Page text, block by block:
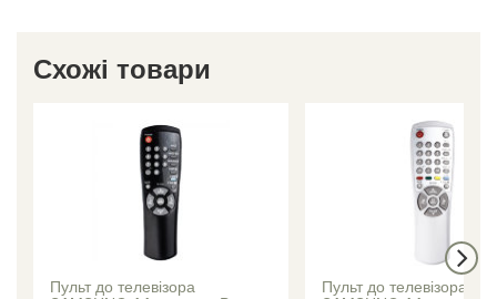
Схожі товари
Пульт до телевізора
Пульт до телевізора